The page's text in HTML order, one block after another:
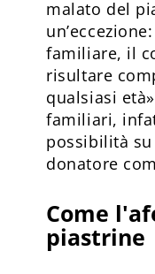
malato del
familiare, il
risultare
qualsiasi
familiari,
possibilità
donatore
Come
piastrine